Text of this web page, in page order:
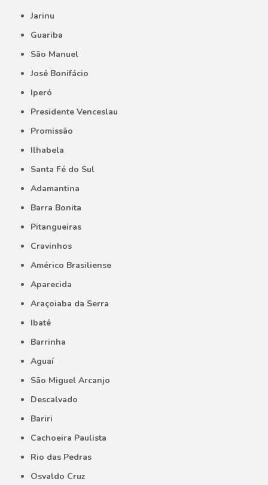
Jarinu
Guariba
São Manuel
José Bonifácio
Iperó
Presidente Venceslau
Promissão
Ilhabela
Santa Fé do Sul
Adamantina
Barra Bonita
Pitangueiras
Cravinhos
Américo Brasiliense
Aparecida
Araçoiaba da Serra
Ibaté
Barrinha
Aguaí
São Miguel Arcanjo
Descalvado
Bariri
Cachoeira Paulista
Rio das Pedras
Osvaldo Cruz